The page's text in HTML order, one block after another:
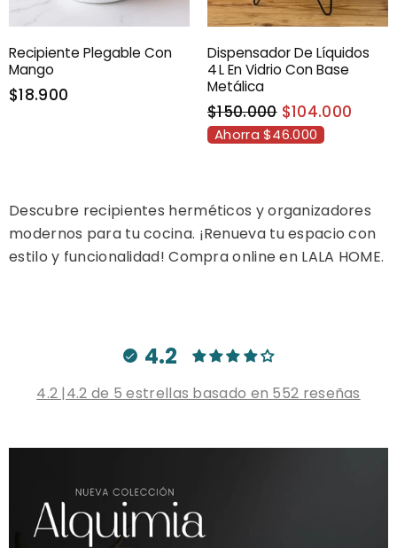
Recipiente Plegable Con
Mango
$18.900
Dispensador De Líquidos
4 L En Vidrio Con Base
Metálica
$150.000 $104.000
Ahorra $46.000
Descubre recipientes herméticos y organizadores
modernos para tu cocina. ¡Renueva tu espacio con
estilo y funcionalidad! Compra online en LALA HOME.
4.2
4.2 |4.2 de 5 estrellas basado en 552 reseñas